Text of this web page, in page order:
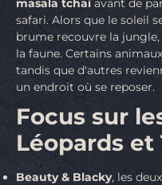
masala tchaï avant de
safari. Alors que le soleil
brume recouvre la jungle,
la faune. Certains
tandis que d'autres
un endroit où se reposer.
Focus sur
Léopards et
Beauty & Blacky, les